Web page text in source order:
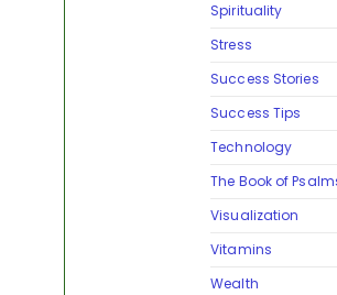
Spirituality
Stress
Success Stories
Success Tips
Technology
The Book of
Visualization
Vitamins
Wealth